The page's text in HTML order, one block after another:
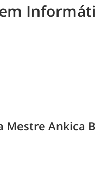
Mestre Ankica